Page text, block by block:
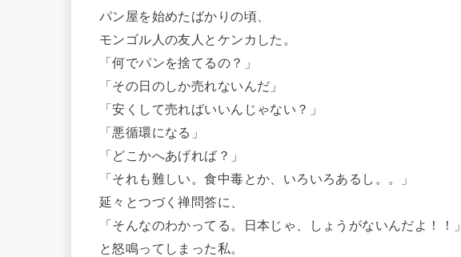
パン屋を始めたばかりの頃、
モンゴル人の友人とケンカした。
「何でパンを捨てるの？」
「その日のしか売れないんだ」
「安くして売ればいいんじゃない？」
「悪循環になる」
「どこかへあげれば？」
「それも難しい。食中毒とか、いろいろあるし。。」
延々とつづく禅問答に、
「そんなのわかってる。日本じゃ、しょうがないんだよ！！」
と怒鳴ってしまった私。